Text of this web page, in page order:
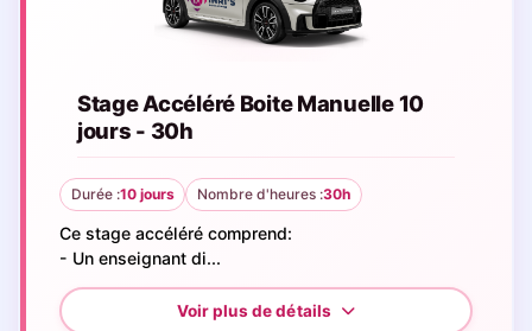
Stage Accéléré Boite Manuelle 10
jours - 30h
Durée :10 jours Nombre d'heures :30h
Ce stage accéléré comprend:
- Un enseignant di...